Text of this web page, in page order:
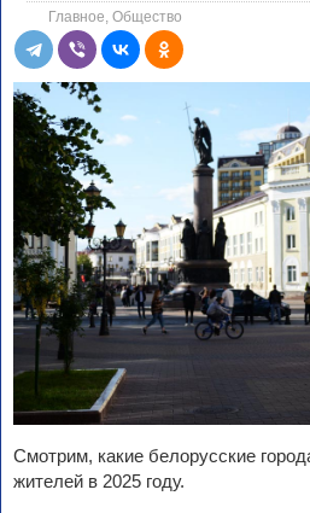
Главное Общество
Смотрим, какие белорусские
жителей в 2025 году.